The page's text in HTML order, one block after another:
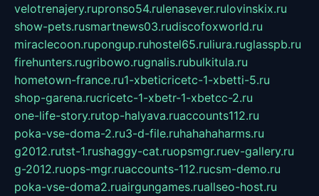
velotrenajery.rupronso54.rulenasever.rulovinskix.ru
show-pets.rusmartnews03.rudiscofoxworld.ru
miraclecoon.rupongup.ruhostel65.ruliura.ruglasspb.ru
firehunters.rugribowo.rugnalis.rubulkitula.ru
hometown-france.ru1-xbeticricetc-1-xbetti-5.ru
shop-garena.rucricetc-1-xbetr-1-xbetcc-2.ru
one-life-story.rutop-halyava.ruaccounts112.ru
poka-vse-doma-2.ru3-d-file.ruhahahaharms.ru
g2012.rutst-1.rushaggy-cat.ruopsmgr.ruev-gallery.ru
g-2012.ruops-mgr.ruaccounts-112.rucsm-demo.ru
poka-vse-doma2.ruairgungames.ruallseo-host.ru